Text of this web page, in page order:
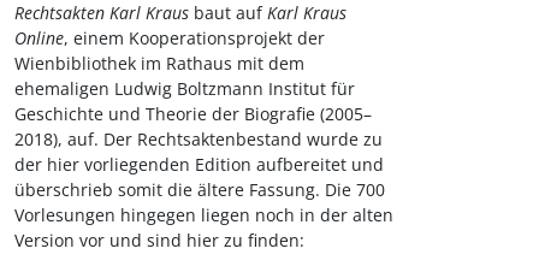
Rechtsakten Karl Kraus baut aufKarl Kraus
Online, einem Kooperationsprojekt der
Wienbibliothek im Rathaus mit dem
ehemaligen Ludwig Boltzmann Institut für
Geschichte und Theorie der Biografie (2005–
2018), auf. Der Rechtsaktenbestand wurde zu
der hier vorliegenden Edition aufbereitet und
überschrieb somit die ältere Fassung. Die 700
Vorlesungen hingegen liegen noch in der alten
Version vor und sind hier zu finden: